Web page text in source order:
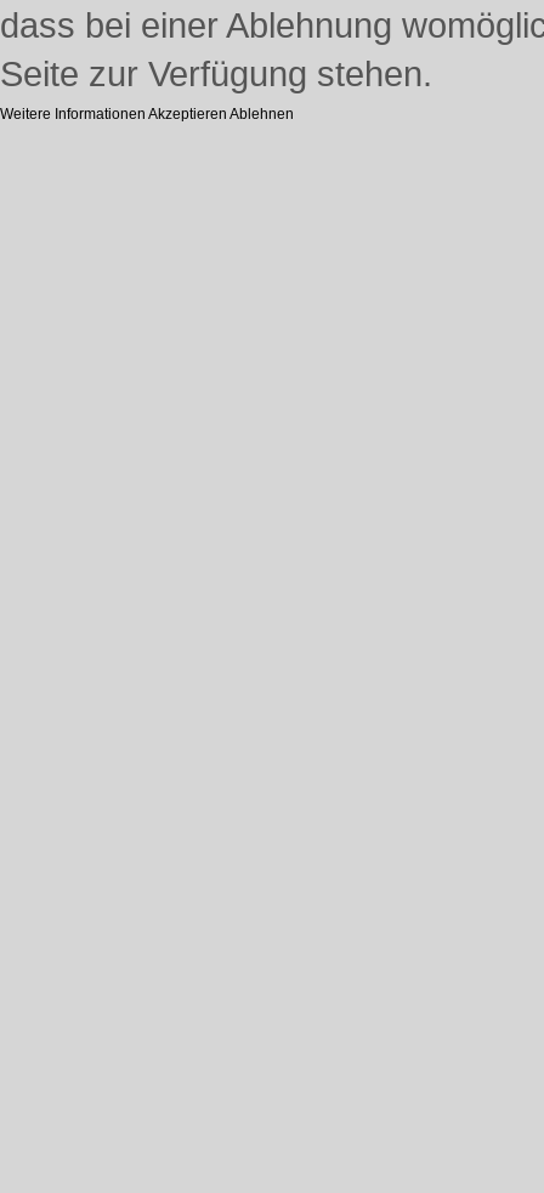
dass bei einer Ablehnung
Seite zur Verfügung stehen.
Weitere Informationen Akzeptieren Ablehnen